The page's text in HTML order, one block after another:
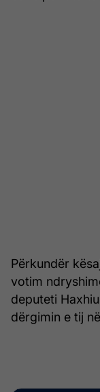
Përkundër
votim
deputeti
dërgimin e tij